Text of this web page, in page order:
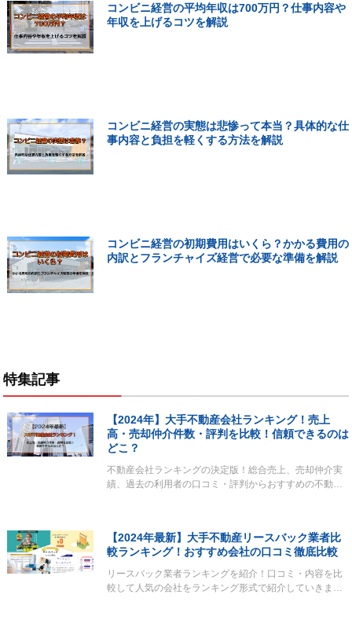
コンビニ経営の平均年収は700万円？仕事内容や
年収を上げるコツを解説
コンビニ経営の実態は悲惨って本当？具体的な仕
事内容と負担を軽くする方法を解説
コンビニ経営の初期費用はいくら？かかる費用の
内訳とフランチャイズ経営で必要な準備を解説
特集記事
【2024年】大手不動産会社ランキング！売上
高・売却仲介件数・評判を比較！信頼できるのは
どこ？
不動産会社ランキングの決定版！総合売上、売却仲介実
績、過去の利用者の口コミ・評判からおすすめの不動…
【2024年最新】大手不動産リースバック業者比
較ランキング！おすすめ会社の口コミ徹底比較
リースバック業者ランキングを紹介！口コミ・内容を比
較して人気の会社をランキング形式で紹介していきま…